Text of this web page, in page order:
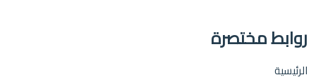
روابط مختصرة
الرئيسية